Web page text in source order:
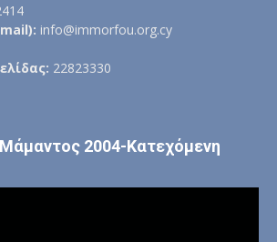
info@immorfou.org.cy
22823330
2004-Κατεχόμενη